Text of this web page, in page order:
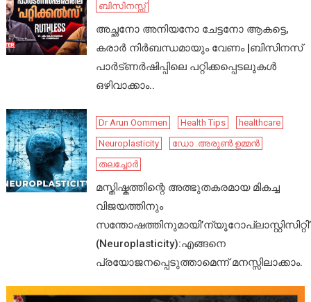
ബിസിനസ്സ്
അച്ഛനോ അനിയനോ ചേട്ടനോ ആകട്ടെ,
കരാർ നിർബന്ധമായും വേണം |ബിസിനസ്
പാർട്ണർഷിപ്പിലെ പറ്റിക്കപ്പെടലുകൾ
ഒഴിവാക്കാം..
Dr Arun Oommen Health Tips
healthcare
Neuroplasticity
ഡോ .അരുൺ ഉമ്മൻ
തലച്ചോർ
മസ്തിഷ്കത്തിന്റെ അത്ഭുതകരമായ മികച്ച
വിജയത്തിനും
സന്തോഷത്തിനുമായി’ന്യൂറോപ്ലാസ്റ്റിസിറ്റി’
(Neuroplasticity):എങ്ങനെ
പ്രയോജനപ്പെടുത്താമെന്ന് മനസ്സിലാക്കാം.